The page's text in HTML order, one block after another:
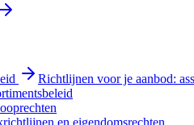
Richtlijnen voor je aanbod:
en eigendomsrechten